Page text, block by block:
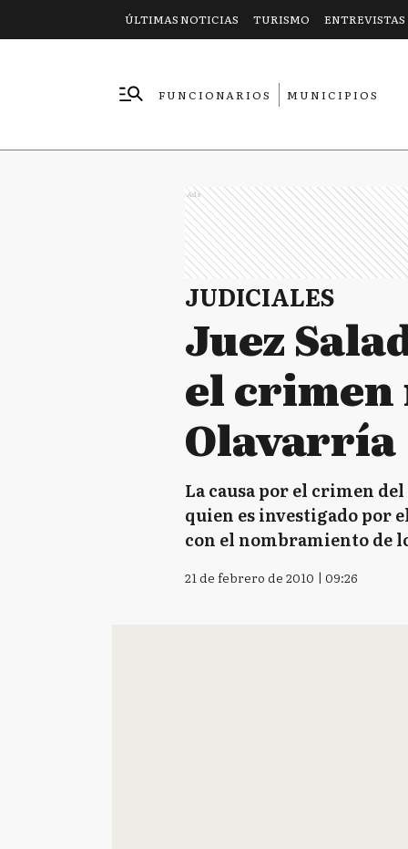
ÚLTIMAS NOTICIAS TURISMO ENTREVISTAS
FUNCIONARIOS
MUNICIPIOS
Ads
JUDICIALES
Juez
el crimen
Olavarría
La causa por el crimen
quien es investigado por
con el nombramiento de
21 de febrero de 2010 | 09:26